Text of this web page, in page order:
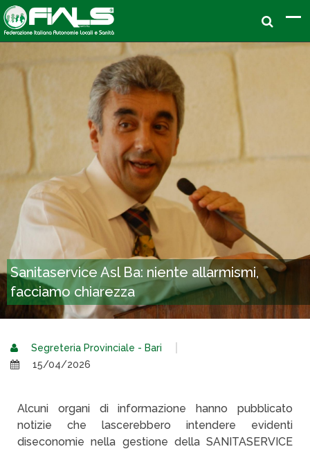
Sanitaservice Asl Ba: niente allarmismi,
facciamo chiarezza
Segreteria Provinciale - Bari
15/04/2026
Alcuni organi di informazione hanno pubblicato
notizie che lascerebbero intendere evidenti
diseconomie nella gestione della SANITASERVICE